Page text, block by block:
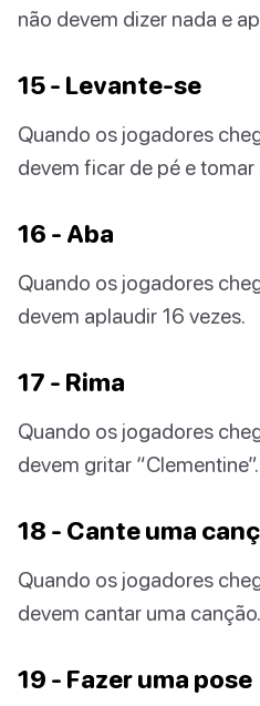
não devem dizer nada e
15 - Levante-se
Quando os jogadores
devem ficar de pé e tomar
16 - Aba
Quando os jogadores
devem aplaudir 16 vezes.
17 - Rima
Quando os jogadores
devem gritar “Clementine”.
18 - Cante uma
Quando os jogadores
devem cantar uma canção.
19 - Fazer uma pose